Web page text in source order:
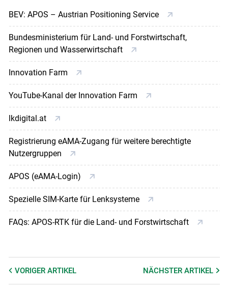
BEV: APOS – Austrian Positioning Service
Bundesministerium für Land- und Forstwirtschaft,
Regionen und Wasserwirtschaft
Innovation Farm
YouTube-Kanal der Innovation Farm
lkdigital.at
Registrierung eAMA-Zugang für weitere berechtigte
Nutzergruppen
APOS (eAMA-Login)
Spezielle SIM-Karte für Lenksysteme
FAQs: APOS-RTK für die Land- und Forstwirtschaft
VORIGER ARTIKEL NÄCHSTERARTIKEL